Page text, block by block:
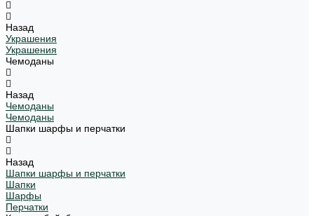
Назад
Украшения
Украшения
Чемоданы
Назад
Чемоданы
Чемоданы
Шапки шарфы и перчатки
Назад
Шапки шарфы и перчатки
Шапки
Шарфы
Перчатки